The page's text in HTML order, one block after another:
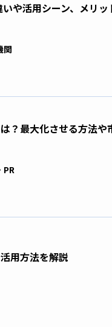
や活用シーン、メリ
関
？最大化させる方法
PR
用方法を解説